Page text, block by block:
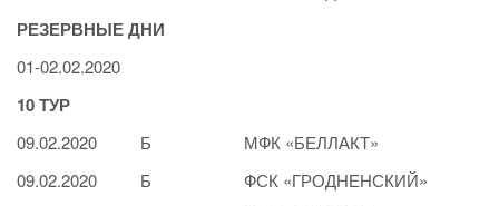
РЕЗЕРВНЫЕ ДНИ
01-02.02.2020
10 ТУР
09.02.2020 Б
МФК «БЕЛЛАКТ»
09.02.2020
Б
ФСК «ГРОДНЕНСКИЙ»